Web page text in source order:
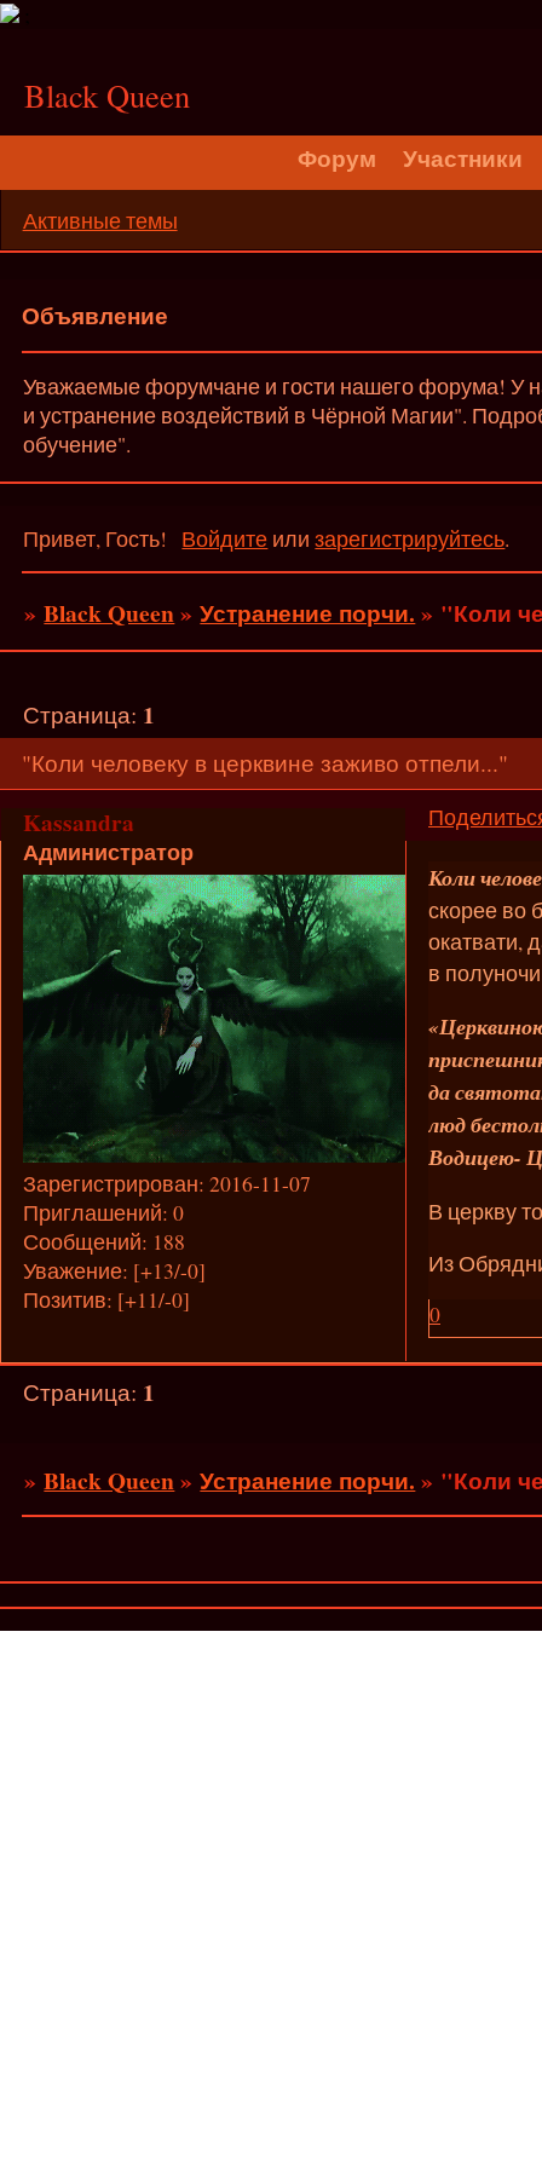
Black Queen
Форум Участники
Активные темы
Объявление
Уважаемые форумчане и гости нашего форума! У
и устранение воздействий в Чёрной Магии".
обучение".
Привет, Гость! Войдите илизарегистрируйтесь.
»Black Queen»Устранение порчи. » "Коли
"Коли человеку в церквине заживо отпели..."
Страница: 1
Kassandra
Администратор
Зарегистрирован: 2016-11-07
Приглашений: 0
Сообщений: 188
Уважение: [+13/-0]
Позитив: [+11/-0]
Коли
скорее во
окатвати,
в
да
люд
Водицею-
В церкву
Из
0
Страница: 1
»Black Queen»Устранение порчи. » "Коли